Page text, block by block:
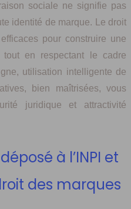
sociale ne signifie pas
identité de marque. Le droit
pour construire une
tout en respectant le cadre
utilisation intelligente de
bien maîtrisées, vous
juridique et attractivité
à l’INPI et
des marques